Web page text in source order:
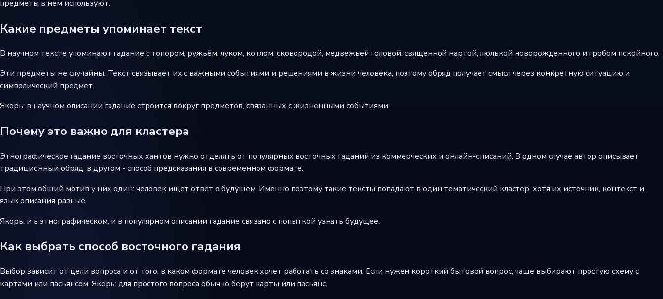
предметы в нем используют.
Какие предметы упоминает текст
В научном тексте упоминают гадание с топором, ружьём, луком, котлом, сковородой, медвежьей головой, священной нартой, люлькой новорожденного и гробом покойного.
Эти предметы не случайны. Текст связывает их с важными событиями и решениями в жизни человека, поэтому обряд получает смысл через конкретную ситуацию и
символический предмет.
Якорь: в научном описании гадание строится вокруг предметов, связанных с жизненными событиями.
Почему это важно для кластера
Этнографическое гадание восточных хантов нужно отделять от популярных восточных гаданий из коммерческих и онлайн-описаний. В одном случае автор описывает
традиционный обряд, в другом - способ предсказания в современном формате.
При этом общий мотив у них один: человек ищет ответ о будущем. Именно поэтому такие тексты попадают в один тематический кластер, хотя их источник, контекст и
язык описания разные.
Якорь: и в этнографическом, и в популярном описании гадание связано с попыткой узнать будущее.
Как выбрать способ восточного гадания
Выбор зависит от цели вопроса и от того, в каком формате человек хочет работать со знаками. Если нужен короткий бытовой вопрос, чаще выбирают простую схему с
картами или пасьянсом. Якорь: для простого вопроса обычно берут карты или пасьянс.